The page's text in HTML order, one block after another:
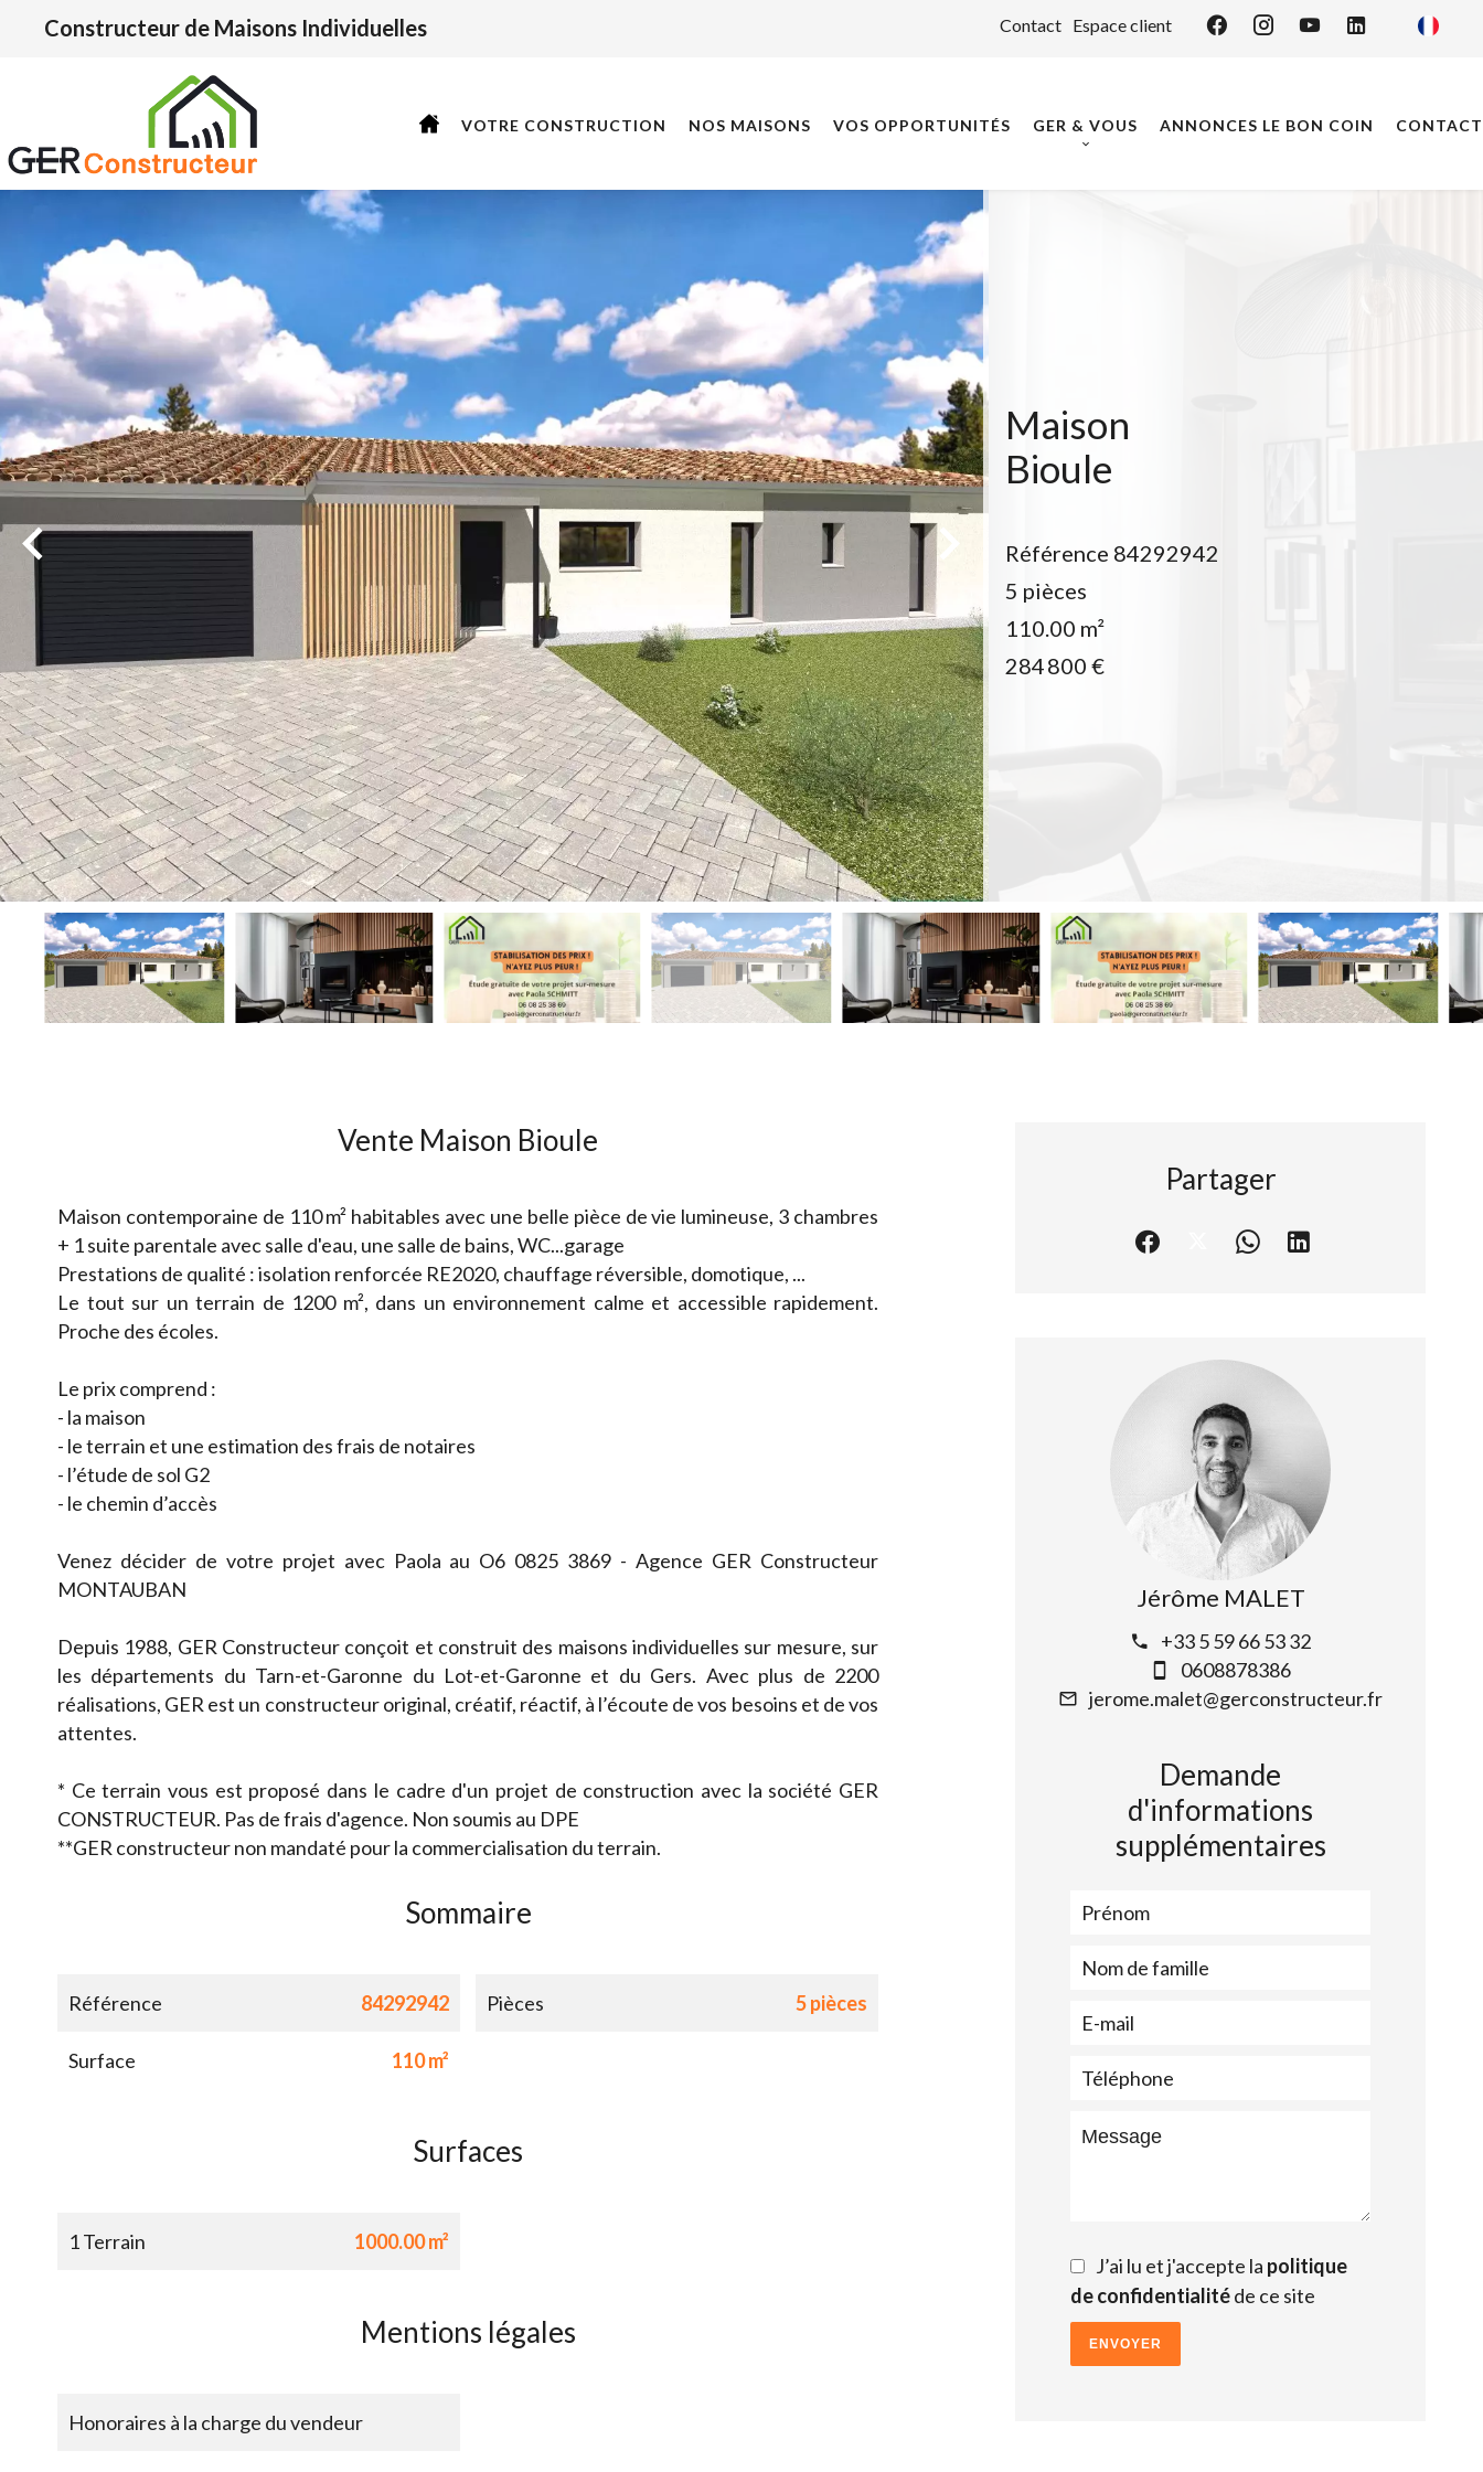
Contact Espace client
Constructeur de Maisons Individuelles
VOTRE CONSTRUCTION NOS MAISONS VOS OPPORTUNITÉS GER & VOUS ANNONCES LE BON COIN CONTACT
Maison
Bioule
Référence 84292942
5 pièces
110.00 m²
284 800 €
Vente Maison Bioule
Maison contemporaine de 110 m² habitables avec une belle pièce de vie lumineuse, 3 chambres
+ 1 suite parentale avec salle d'eau, une salle de bains, WC...garage
Prestations de qualité : isolation renforcée RE2020, chauffage réversible, domotique, ...
Le tout sur un terrain de 1200 m², dans un environnement calme et accessible rapidement.
Proche des écoles.
Le prix comprend :
- la maison
- le terrain et une estimation des frais de notaires
- l’étude de sol G2
- le chemin d’accès
Venez décider de votre projet avec Paola au O6 0825 3869 - Agence GER Constructeur
MONTAUBAN
Depuis 1988, GER Constructeur conçoit et construit des maisons individuelles sur mesure, sur
les départements du Tarn-et-Garonne du Lot-et-Garonne et du Gers. Avec plus de 2200
réalisations, GER est un constructeur original, créatif, réactif, à l’écoute de vos besoins et de vos
attentes.
* Ce terrain vous est proposé dans le cadre d'un projet de construction avec la société GER
CONSTRUCTEUR. Pas de frais d'agence. Non soumis au DPE
**GER constructeur non mandaté pour la commercialisation du terrain.
Sommaire
Référence 84292942 Pièces 5 pièces
Surface 110 m²
Surfaces
1 Terrain 1000.00 m²
Mentions légales
Honoraires à la charge du vendeur
Partager
Jérôme MALET
+33 5 59 66 53 32
0608878386
jerome.malet@gerconstructeur.fr
Demande
d'informations
supplémentaires
J’ai lu et j'accepte la politique
de confidentialitéde ce site
ENVOYER